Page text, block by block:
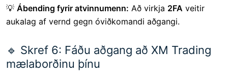
💡 Ábending fyrir atvinnumenn: Að virkja 2FA veitir
aukalag af vernd gegn óviðkomandi aðgangi.
🔹 Skref 6: Fáðu aðgang að XM Trading
mælaborðinu þínu